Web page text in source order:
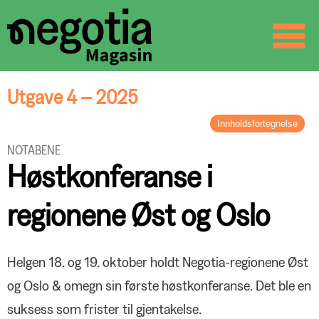
☰
Utgave 4 – 2025
Innholdsfortegnelse
Inn i en ny æra
BREV FRA FORBUNDSLEDEREN
Starten på et nytt kapittel
ORGANISASJON
Negotia og Delta går sammen
Negotias hederspris til Svein Åge
Haugli
Reidun Solberg Seim er årets
ORGANISASJON
Partssamarbeid helt etter boka
NOTABENE
Høstkonferanse i
regionene Øst og Oslo
Helgen 18. og 19. oktober holdt Negotia-regionene Øst
og Oslo & omegn sin første høstkonferanse. Det ble en
suksess som frister til gjentakelse.